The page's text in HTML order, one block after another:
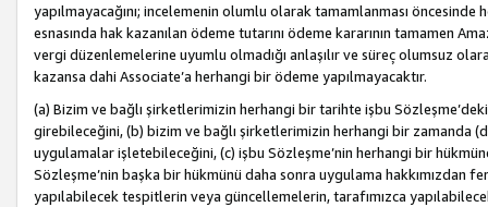
yapılmayacağını; incelemenin olumlu olarak tamamlanması
esnasında hak kazanılan ödeme tutarını ödeme kararının tamamen
vergi düzenlemelerine uyumlu olmadığı anlaşılır ve süreç olumsuz
kazansa dahi Associate’a herhangi bir ödeme yapılmayacaktır.
(a) Bizim ve bağlı şirketlerimizin herhangi bir tarihte işbu
girebileceğini, (b) bizim ve bağlı şirketlerimizin herhangi bir zamanda
uygulamalar işletebileceğini, (c) işbu Sözleşme’nin herhangi bir
Sözleşme’nin başka bir hükmünü daha sonra uygulama hakkımızdan
yapılabilecek tespitlerin veya güncellemelerin, tarafımızca